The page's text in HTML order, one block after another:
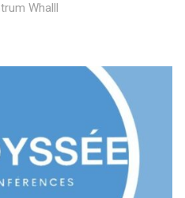
Whalll